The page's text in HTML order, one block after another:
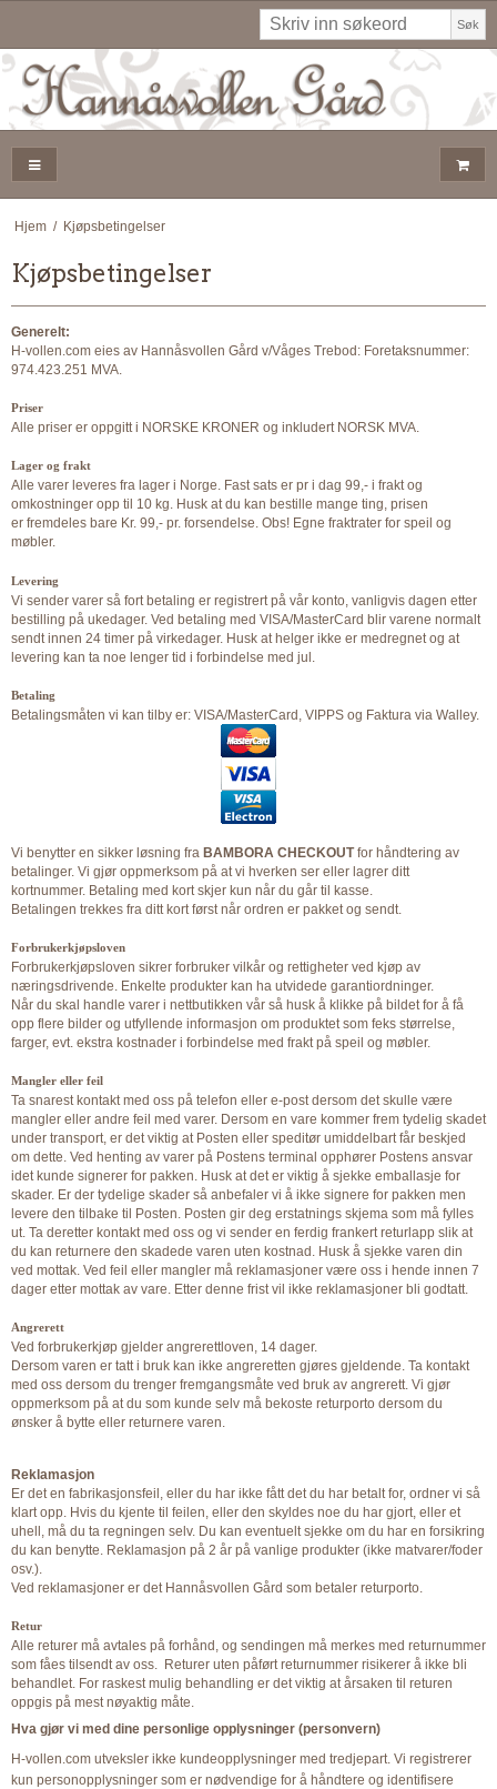
Søk
Hjem / Kjøpsbetingelser
Kjøpsbetingelser
Generelt:
H-vollen.com eies av Hannåsvollen Gård v/Våges Trebod: Foretaksnummer:
974.423.251 MVA.
Priser
Alle priser er oppgitt i NORSKE KRONER og inkludert NORSK MVA.
Lager og frakt
Alle varer leveres fra lager i Norge. Fast sats er pr i dag 99,- i frakt og
omkostninger opp til 10 kg. Husk at du kan bestille mange ting, prisen
er fremdeles bare Kr. 99,- pr. forsendelse. Obs! Egne fraktrater for speil og
møbler.
Levering
Vi sender varer så fort betaling er registrert på vår konto, vanligvis dagen etter
bestilling på ukedager. Ved betaling med VISA/MasterCard blir varene normalt
sendt innen 24 timer på virkedager. Husk at helger ikke er medregnet og at
levering kan ta noe lenger tid i forbindelse med jul.
Betaling
Betalingsmåten vi kan tilby er: VISA/MasterCard, VIPPS og Faktura via Walley.
Vi benytter en sikker løsning fra BAMBORA CHECKOUTfor håndtering av
betalinger. Vi gjør oppmerksom på at vi hverken ser eller lagrer ditt
kortnummer. Betaling med kort skjer kun når du går til kasse.
Betalingen trekkes fra ditt kort først når ordren er pakket og sendt.
Forbrukerkjøpsloven
Forbrukerkjøpsloven sikrer forbruker vilkår og rettigheter ved kjøp av
næringsdrivende. Enkelte produkter kan ha utvidede garantiordninger.
Når du skal handle varer i nettbutikken vår så husk å klikke på bildet for å få
opp flere bilder og utfyllende informasjon om produktet som feks størrelse,
farger, evt. ekstra kostnader i forbindelse med frakt på speil og møbler.
Mangler eller feil
Ta snarest kontakt med oss på telefon eller e-post dersom det skulle være
mangler eller andre feil med varer. Dersom en vare kommer frem tydelig skadet
under transport, er det viktig at Posten eller speditør umiddelbart får beskjed
om dette. Ved henting av varer på Postens terminal opphører Postens ansvar
idet kunde signerer for pakken. Husk at det er viktig å sjekke emballasje for
skader. Er der tydelige skader så anbefaler vi å ikke signere for pakken men
levere den tilbake til Posten. Posten gir deg erstatnings skjema som må fylles
ut. Ta deretter kontakt med oss og vi sender en ferdig frankert returlapp slik at
du kan returnere den skadede varen uten kostnad. Husk å sjekke varen din
ved mottak. Ved feil eller mangler må reklamasjoner være oss i hende innen 7
dager etter mottak av vare. Etter denne frist vil ikke reklamasjoner bli godtatt.
Angrerett
Ved forbrukerkjøp gjelder angrerettloven, 14 dager.
Dersom varen er tatt i bruk kan ikke angreretten gjøres gjeldende. Ta kontakt
med oss dersom du trenger fremgangsmåte ved bruk av angrerett. Vi gjør
oppmerksom på at du som kunde selv må bekoste returporto dersom du
ønsker å bytte eller returnere varen.
Reklamasjon
Er det en fabrikasjonsfeil, eller du har ikke fått det du har betalt for, ordner vi så
klart opp. Hvis du kjente til feilen, eller den skyldes noe du har gjort, eller et
uhell, må du ta regningen selv. Du kan eventuelt sjekke om du har en forsikring
du kan benytte. Reklamasjon på 2 år på vanlige produkter (ikke matvarer/foder
osv.).
Ved reklamasjoner er det Hannåsvollen Gård som betaler returporto.
Retur
Alle returer må avtales på forhånd, og sendingen må merkes med returnummer
som fåes tilsendt av oss. Returer uten påført returnummer risikerer å ikke bli
behandlet. For raskest mulig behandling er det viktig at årsaken til returen
oppgis på mest nøyaktig måte.
Hva gjør vi med dine personlige opplysninger (personvern)
H-vollen.com utveksler ikke kundeopplysninger med tredjepart. Vi registrerer
kun personopplysninger som er nødvendige for å håndtere og identifisere